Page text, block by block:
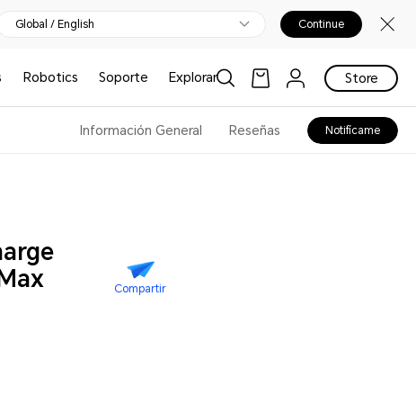
Global / English Continue
Robotics Soporte Explorar Store
Información General Reseñas Notifícame
Compartir